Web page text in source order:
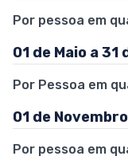
Por pessoa em
01 de Maio a
Por Pessoa em
01 de
Por pessoa em